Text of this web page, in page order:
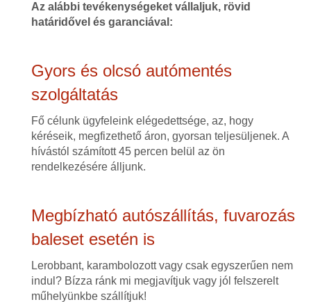
Az alábbi tevékenységeket vállaljuk, rövid
határidővel és garanciával:
Gyors és olcsó autómentés
szolgáltatás
Fő célunk ügyfeleink elégedettsége, az, hogy
kéréseik, megfizethető áron, gyorsan teljesüljenek. A
hívástól számított 45 percen belül az ön
rendelkezésére álljunk.
Megbízható autószállítás, fuvarozás
baleset esetén is
Lerobbant, karambolozott vagy csak egyszerűen nem
indul? Bízza ránk mi megjavítjuk vagy jól felszerelt
műhelyünkbe szállítjuk!